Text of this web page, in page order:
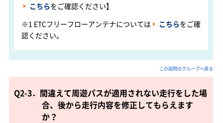
こちらをご確認ください】
※1 ETCフリーフローアンテナについては
こちらをご確
認ください。
この設問のグループへ戻る
Q2-3．間違えて周遊パスが適用されない走行をした場
合、後から走行内容を修正してもらえます
か？